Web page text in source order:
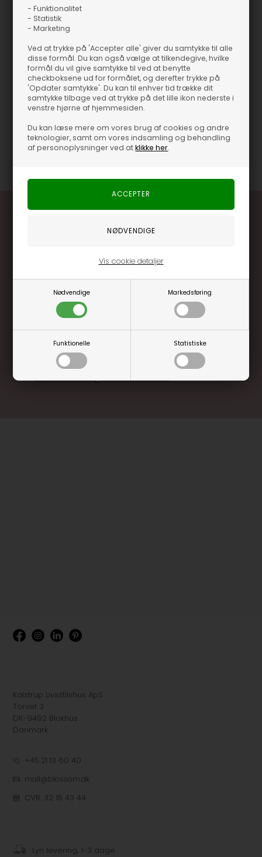
- Funktionalitet
- Statistik
- Marketing
Ved at trykke på 'Accepter alle' giver du samtykke til alle
disse formål. Du kan også vælge at tilkendegive, hvilke
formål du vil give samtykke til ved at benytte
checkboksene ud for formålet, og derefter trykke på
'Opdater samtykke'. Du kan til enhver tid trække dit
samtykke tilbage ved at trykke på det lille ikon nederste i
venstre hjørne af hjemmesiden.
Du kan læse mere om vores brug af cookies og andre
teknologier, samt om vores indsamling og behandling
af personoplysninger ved atklikke her.
Nødvendige Markedsføring
Funktionelle Statistiske
Vis cookie detaljer
Bøllehat - Unisex - RainsSmart bøllehat fra RainsForet i blødt og
åndbart materialeRains-logo på sidenVandsøjletryk på 4000
Bøllehat - Unisex - Rains
Smart bøllehat fra Rains
Foret i blødt og åndbart materiale
Rains-logo på siden
Vandsøjletryk på 4000 mm
Lavet af 100% polyester med polyuretan-belægning
Varenummer
Særlige, eksklusive tilbud kun til klubkunder
Brug dine point allerede på næste køb
.... og mange flere fordele
Kalstrup Livsstilshus ApS
Torvet 3
DK-9492 Blokhus
Danmark
+45 21 13 60 40
mail@blossom.dk
CVR: 32 15 43 44
Lyn levering, 1-3 dage